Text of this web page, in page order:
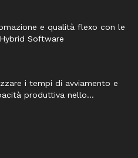
e qualità flexo con le
Software
i tempi di avviamento e
produttiva nello...